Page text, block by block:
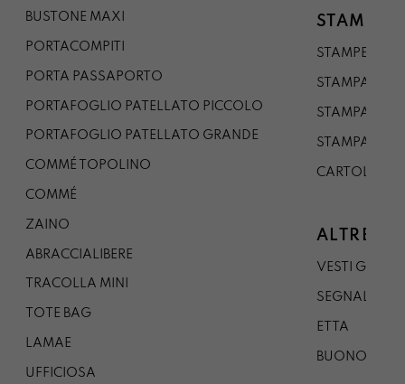
BUSTONE MAXI
PORTACOMPITI
PORTA PASSAPORTO
PORTAFOGLIO PATELLATO PICCOLO
PORTAFOGLIO PATELLATO GRANDE
COMMÉ TOPOLINO
COMMÉ
ZAINO
ABRACCIALIBERE
TRACOLLA MINI
TOTE BAG
LAMAE
UFFICIOSA
STAMPE
STAMPE A5
STAMPA A3
STAMPA A1
STAMPA A0
CARTOLINA
ALTRE
VESTI
SEGNALIBRO
ETTA
BUONO